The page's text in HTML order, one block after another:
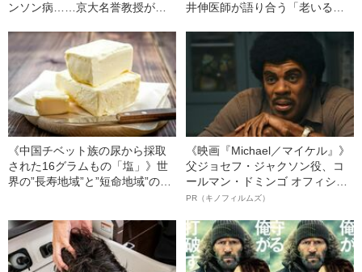
ンソン病……京大名誉教授が読
井伸医師が語り合う「老いるシ
《中国チベット族の尿から採取
された16グラムもの「塩」》世
界の”長寿地域”と”短命地域”の真
《映画『Michael／マイケル』》
父ジョセフ・ジャクソン役、コ
ールマン・ドミンゴ オフィシャ
ルインタビュー“観客を魅了した
語る”《日本興収70億円突破》
PR（キノフィルムズ）